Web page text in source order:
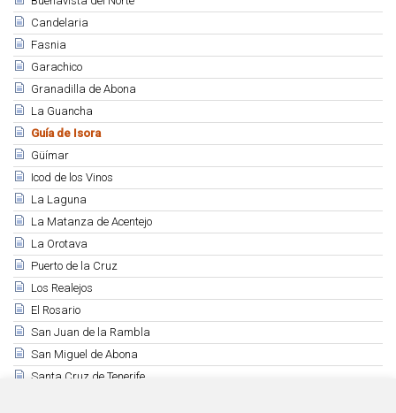
Candelaria
Fasnia
Garachico
Granadilla de Abona
La Guancha
Guía de Isora
Güímar
Icod de los Vinos
La Laguna
La Matanza de Acentejo
La Orotava
Puerto de la Cruz
Los Realejos
El Rosario
San Juan de la Rambla
San Miguel de Abona
Santa Cruz de Tenerife